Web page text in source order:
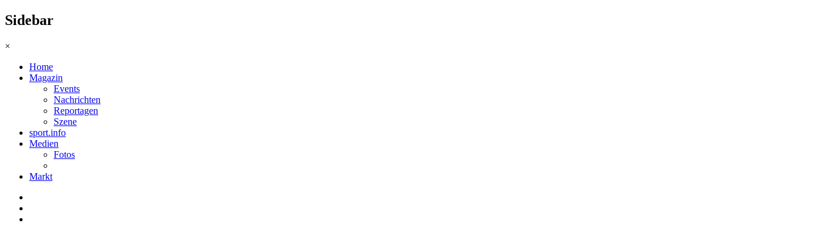
Sidebar
×
Home
Magazin
Events
Nachrichten
Reportagen
Szene
sport.info
Medien
Fotos
Markt